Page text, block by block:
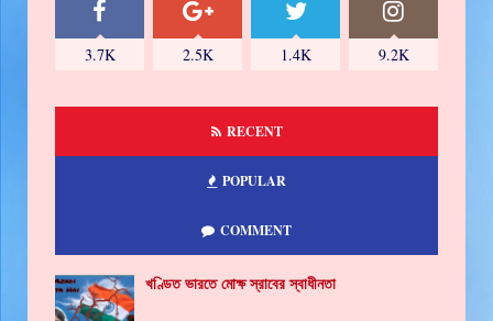
3.7K 2.5K 1.4K 9.2K
RECENT
POPULAR
COMMENT
খণ্ডিত ভারতে মোক্ষ স্রাবের স্বাধীনতা